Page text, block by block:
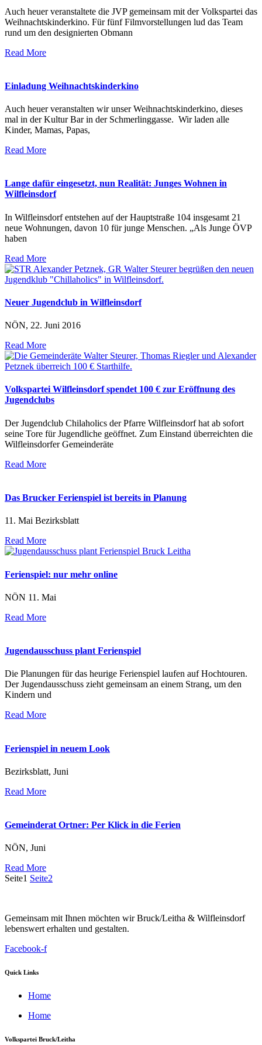
Auch heuer veranstaltete die JVP gemeinsam mit der Volkspartei das
Weihnachtskinderkino. Für fünf Filmvorstellungen lud das Team
rund um den designierten Obmann
Read More
Einladung Weihnachtskinderkino
Auch heuer veranstalten wir unser Weihnachtskinderkino, dieses
mal in der Kultur Bar in der Schmerlinggasse. Wir laden alle
Kinder, Mamas, Papas,
Read More
Lange dafür eingesetzt, nun Realität: Junges Wohnen in
Wilfleinsdorf
In Wilfleinsdorf entstehen auf der Hauptstraße 104 insgesamt 21
neue Wohnungen, davon 10 für junge Menschen. „Als Junge ÖVP
haben
Read More
Neuer Jugendclub in Wilfleinsdorf
NÖN, 22. Juni 2016
Read More
Volkspartei Wilfleinsdorf spendet 100 € zur Eröffnung des
Jugendclubs
Der Jugendclub Chilaholics der Pfarre Wilfleinsdorf hat ab sofort
seine Tore für Jugendliche geöffnet. Zum Einstand überreichten die
Wilfleinsdorfer Gemeinderäte
Read More
Das Brucker Ferienspiel ist bereits in Planung
11. Mai Bezirksblatt
Read More
Ferienspiel: nur mehr online
NÖN 11. Mai
Read More
Jugendausschuss plant Ferienspiel
Die Planungen für das heurige Ferienspiel laufen auf Hochtouren.
Der Jugendausschuss zieht gemeinsam an einem Strang, um den
Kindern und
Read More
Ferienspiel in neuem Look
Bezirksblatt, Juni
Read More
Gemeinderat Ortner: Per Klick in die Ferien
NÖN, Juni
Read More
Seite1 Seite2
Gemeinsam mit Ihnen möchten wir Bruck/Leitha & Wilfleinsdorf
lebenswert erhalten und gestalten.
Facebook-f
Quick Links
Home
Home
Volkspartei Bruck/Leitha